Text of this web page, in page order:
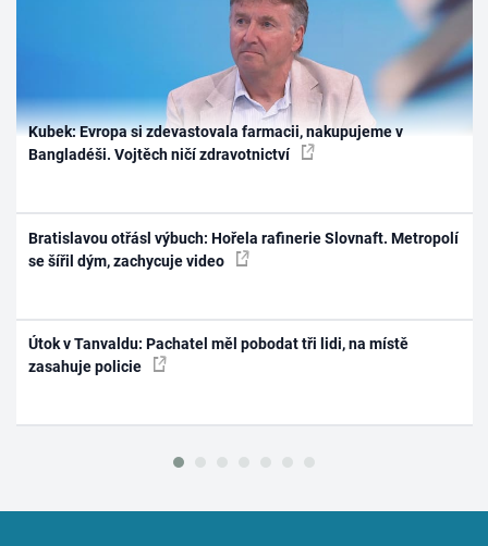
Kubek: Evropa si zdevastovala farmacii, nakupujeme v
Bangladéši. Vojtěch ničí zdravotnictví
Bratislavou otřásl výbuch: Hořela rafinerie Slovnaft. Metropolí
se šířil dým, zachycuje video
Útok v Tanvaldu: Pachatel měl pobodat tři lidi, na místě
zasahuje policie